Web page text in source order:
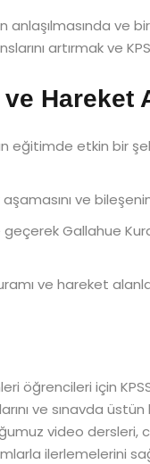
anlaşılmasında
artırmak ve
Hareket
eğitimde etkin
ve
Gallahue
ve hareket
için
ve sınavda
video dersleri,
ilerlemelerini